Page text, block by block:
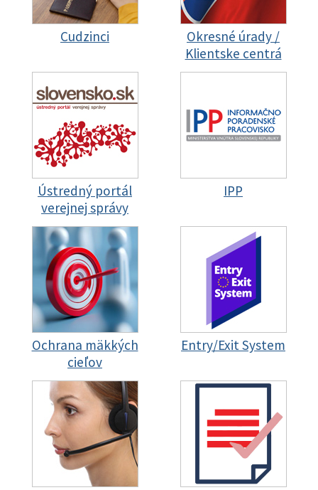
Cudzinci
Okresné úrady /
Klientske centrá
Ústredný portál
verejnej správy
IPP
Ochrana mäkkých
cieľov
Entry/Exit System